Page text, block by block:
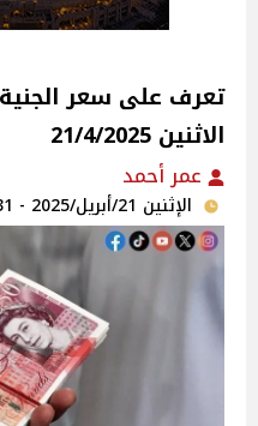
تعرف على سعر الجنية
الاثنين 21/4/2025
عمر أحمد
الإثنين 21/أبريل/2025 - 10:31 ص